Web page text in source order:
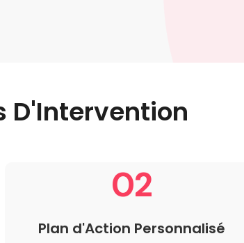
D'Intervention
02
Plan d'Action Personnalisé